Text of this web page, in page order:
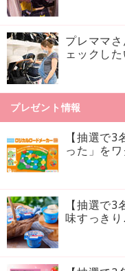
プレママ
ェックし
プレゼント情報
【抽選で
った」を
【抽選で
味すっき